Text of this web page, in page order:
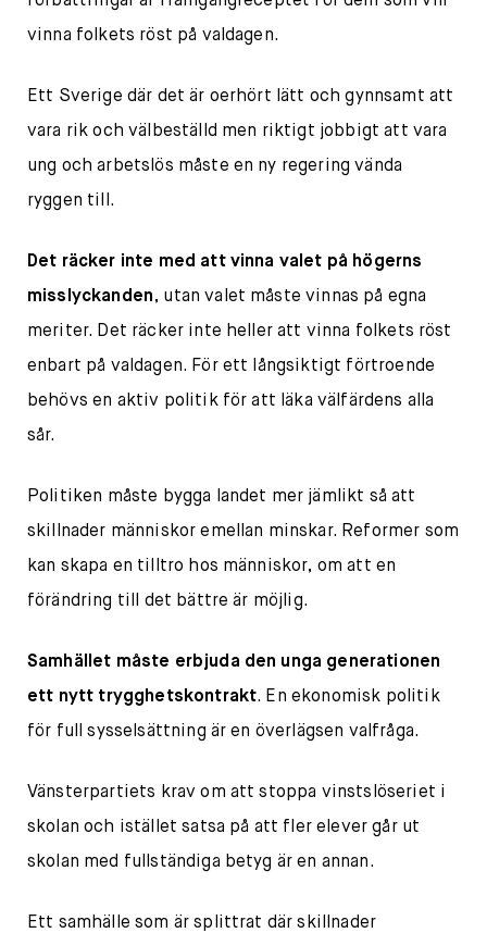
vinna folkets röst på valdagen.
Ett Sverige där det är oerhört lätt och gynnsamt att
vara rik och välbeställd men riktigt jobbigt att vara
ung och arbetslös måste en ny regering vända
ryggen till.
Det räcker inte med att vinna valet på högerns
misslyckanden, utan valet måste vinnas på egna
meriter. Det räcker inte heller att vinna folkets röst
enbart på valdagen. För ett långsiktigt förtroende
behövs en aktiv politik för att läka välfärdens alla
sår.
Politiken måste bygga landet mer jämlikt så att
skillnader människor emellan minskar. Reformer som
kan skapa en tilltro hos människor, om att en
förändring till det bättre är möjlig.
Samhället måste erbjuda den unga generationen
ett nytt trygghetskontrakt. En ekonomisk politik
för full sysselsättning är en överlägsen valfråga.
Vänsterpartiets krav om att stoppa vinstslöseriet i
skolan och istället satsa på att fler elever går ut
skolan med fullständiga betyg är en annan.
Ett samhälle som är splittrat där skillnader